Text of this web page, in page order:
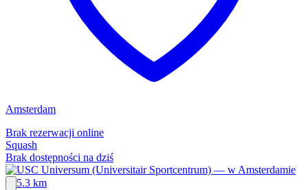
Amsterdam
Brak rezerwacji online
Squash
Brak dostępności na dziś
5.3 km